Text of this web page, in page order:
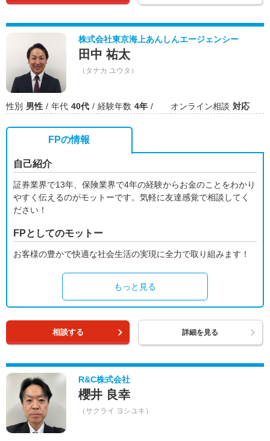
株式会社東京海上あんしんエージェンシー
田中 祐太
（タナカ ユウタ）
性別 男性 年代 40代 経験年数 4年 オンライン相談 対応
FPの情報
自己紹介
証券業界で13年、保険業界で4年の経験からお金のことをわかり
やすく伝えるのがモットーです。気軽に友達感覚で相談してく
ださい！
FPとしてのモットー
お客様の豊かで快適な社会生活の実現に全力で取り組みます！
もっと見る
相談する 詳細を見る
R&C株式会社
櫻井 良幸
（サクライ ヨシユキ）